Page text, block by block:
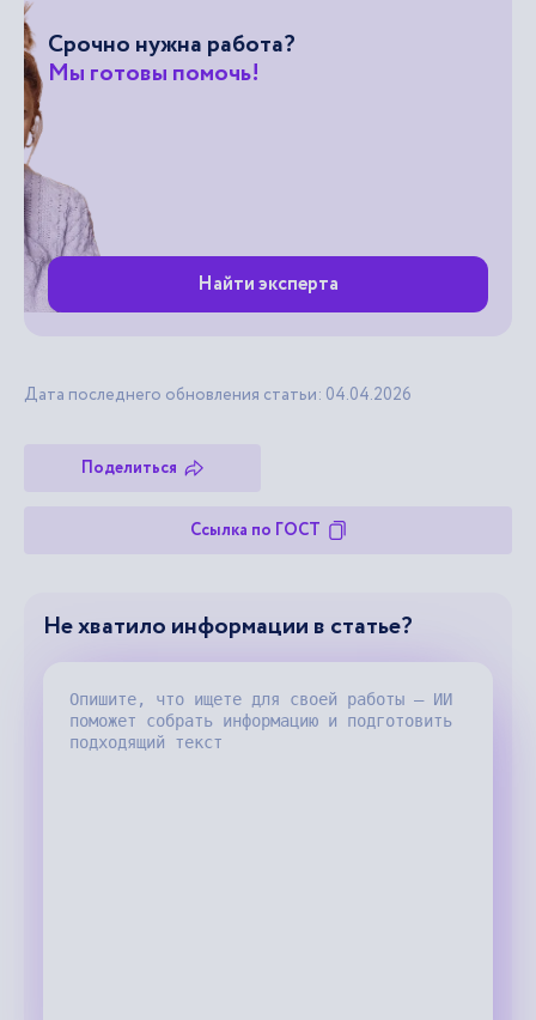
Срочно нужна работа?
Мы готовы помочь!
Найти эксперта
Дата последнего обновления статьи: 04.04.2026
Поделиться
Ссылка по ГОСТ
Не хватило информации в статье?